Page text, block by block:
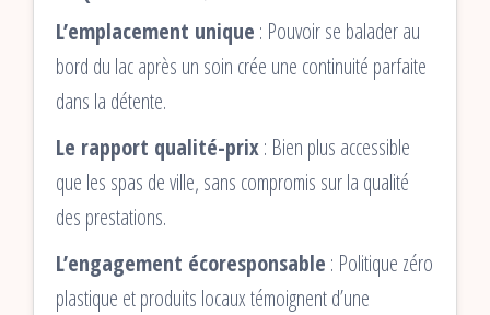
L’emplacement unique : Pouvoir se balader au
bord du lac après un soin crée une continuité parfaite
dans la détente.
Le rapport qualité-prix: Bien plus accessible
que les spas de ville, sans compromis sur la qualité
des prestations.
L’engagement écoresponsable : Politique zéro
plastique et produits locaux témoignent d’une